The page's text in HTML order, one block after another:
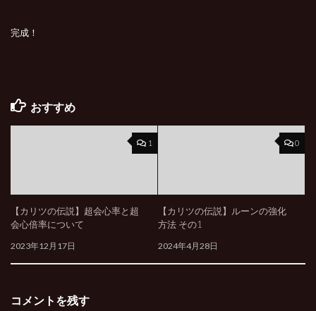
完成！
おすすめ
1
【カリツの伝説】超会心率と超
会心倍率について
2023年12月17日
0
【カリツの伝説】ルーンの強化
方法 その1
2024年4月28日
コメントを残す